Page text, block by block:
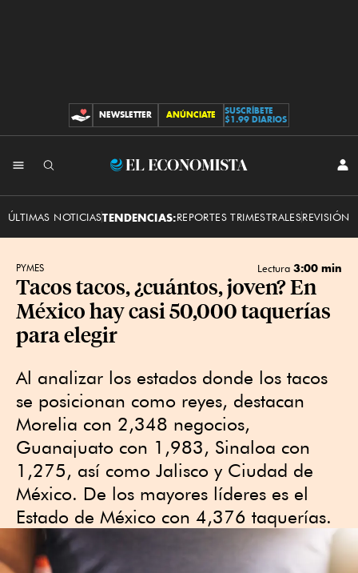
CONTRIBUCIONES
NEWSLETTER ANÚNCIATE
SUSCRÍBETE
$1.99 DIARIOS
El
ÚLTIMAS NOTICIASTENDENCIAS:REPORTES TRIMESTRALESREVISIÓN
PYMES Lectura 3:00 min
Tacos tacos, ¿cuántos, joven? En
México hay casi 50,000 taquerías
para elegir
Al analizar los estados donde los tacos
se posicionan como reyes, destacan
Morelia con 2,348 negocios,
Guanajuato con 1,983, Sinaloa con
1,275, así como Jalisco y Ciudad de
México. De los mayores líderes es el
Estado de México con 4,376 taquerías.